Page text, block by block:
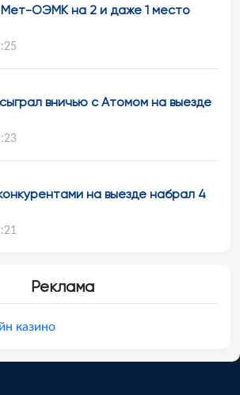
ОЭМК на 2 и даже 1 место
вничью с Атомом на выезде
на выезде набрал 4
Реклама